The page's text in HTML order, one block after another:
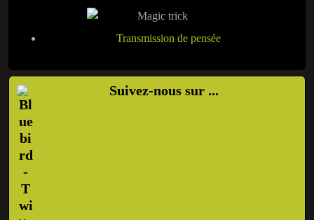
Transmission de pensée
Suivez-nous sur ...